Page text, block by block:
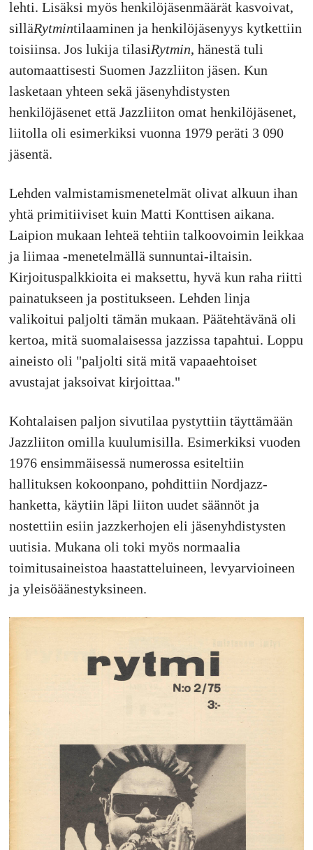
lehti. Lisäksi myös henkilöjäsenmäärät kasvoivat,
silläRytmintilaaminen ja henkilöjäsenyys kytkettiin
toisiinsa. Jos lukija tilasiRytmin, hänestä tuli
automaattisesti Suomen Jazzliiton jäsen. Kun
lasketaan yhteen sekä jäsenyhdistysten
henkilöjäsenet että Jazzliiton omat henkilöjäsenet,
liitolla oli esimerkiksi vuonna 1979 peräti 3 090
jäsentä.
Lehden valmistamismenetelmät olivat alkuun ihan
yhtä primitiiviset kuin Matti Konttisen aikana.
Laipion mukaan lehteä tehtiin talkoovoimin leikkaa
ja liimaa -menetelmällä sunnuntai-iltaisin.
Kirjoituspalkkioita ei maksettu, hyvä kun raha riitti
painatukseen ja postitukseen. Lehden linja
valikoitui paljolti tämän mukaan. Päätehtävänä oli
kertoa, mitä suomalaisessa jazzissa tapahtui. Loppu
aineisto oli "paljolti sitä mitä vapaaehtoiset
avustajat jaksoivat kirjoittaa."
Kohtalaisen paljon sivutilaa pystyttiin täyttämään
Jazzliiton omilla kuulumisilla. Esimerkiksi vuoden
1976 ensimmäisessä numerossa esiteltiin
hallituksen kokoonpano, pohdittiin Nordjazz-
hanketta, käytiin läpi liiton uudet säännöt ja
nostettiin esiin jazzkerhojen eli jäsenyhdistysten
uutisia. Mukana oli toki myös normaalia
toimitusaineistoa haastatteluineen, levyarvioineen
ja yleisöäänestyksineen.